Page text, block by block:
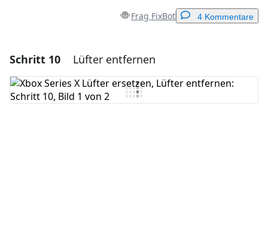
Frag FixBot 4 Kommentare
Einen Kommentar hinzufügen
Kommentar hinzufügen
Schritt 10 Lüfter entfernen